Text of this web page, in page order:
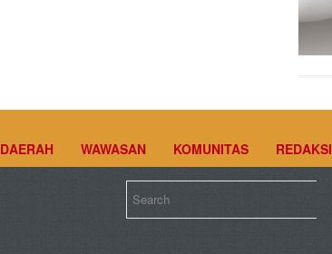
DAERAH WAWASAN KOMUNITAS REDAKSI